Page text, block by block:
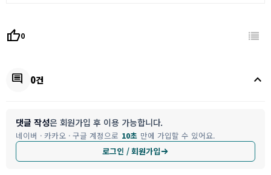
thumb_up0
comment 0건 keyboard_arrow_up
댓글 작성은 회원가입 후 이용 가능합니다.
네이버 · 카카오 · 구글 계정으로 10초 만에 가입할 수 있어요.
로그인 / 회원가입